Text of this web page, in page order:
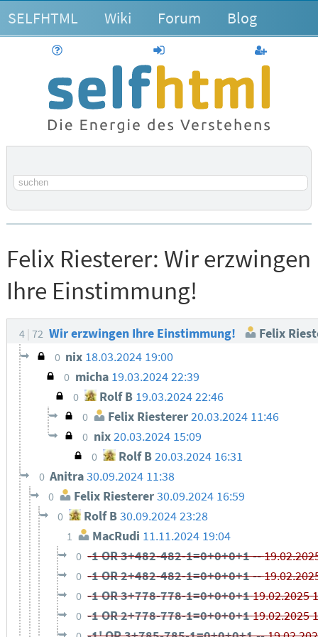
SELFHTML Wiki Forum Blog
anmelden
Suchbegriff
Felix Riesterer: Wir erzwingen
Ihre Einstimmung!
4 72 Wir erzwingen Ihre Einstimmung! Felix
0 nix 18.03.2024 19:00
0 micha 19.03.2024 22:39
0 Rolf B 19.03.2024 22:46
0 Felix Riesterer20.03.2024 11:46
0 nix20.03.2024 15:09
0 Rolf B20.03.2024 16:31
0 Anitra30.09.2024 11:38
0 Felix Riesterer 30.09.2024 16:59
0 Rolf B 30.09.2024 23:28
1 MacRudi 11.11.2024 19:04
0 -1 OR 3+482-482-1=0+0+0+1 --
0 -1 OR 2+482-482-1=0+0+0+1 --
0 -1 OR 3+778-778-1=0+0+0+119.02.2025
0 -1 OR 2+778-778-1=0+0+0+119.02.2025